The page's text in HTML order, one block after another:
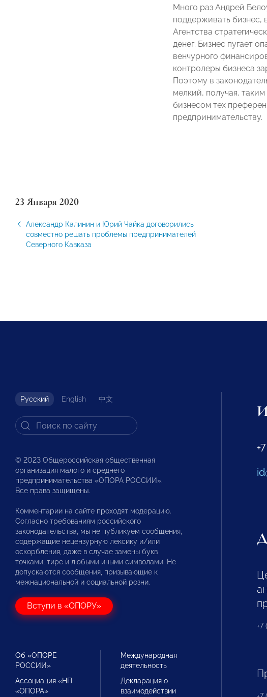
Много раз Андрей
поддерживать бизнес,
Агентства
денег. Бизнес пугает
венчурного
контролеры бизнеса
Поэтому в
мелкий, получая,
бизнесом тех
предпринимательству.
23 Января 2020
Александр Калинин и Юрий Чайка договорились
совместно решать проблемы предпринимателей
Северного Кавказа
Русский English 中文
© 2023 Общероссийская общественная
организация малого и среднего
предпринимательства «ОПОРА РОССИИ».
Все права защищены.
Комментарии на сайте проходят модерацию.
Согласно требованиям российского
законодательства, мы не публикуем сообщения,
содержащие нецензурную лексику и/или
оскорбления, даже в случае замены букв
точками, тире и любыми иными символами. Не
допускаются сообщения, призывающие к
межнациональной и социальной розни.
Вступи в «ОПОРУ»
Об «ОПОРЕ
РОССИИ»
Ассоциация «НП
«ОПОРА»
Международная
деятельность
Декларация о
взаимодействии
+7